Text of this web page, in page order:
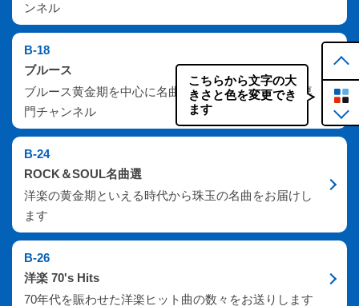
ンネル
B-18
ブルース
ブルース黄金期を中心に名曲・名演をセレクトした専
門チャンネル
B-24
ROCK＆SOUL名曲選
洋楽の黄金期といえる時代から珠玉の名曲をお届けし
ます
B-26
洋楽 70's Hits
70年代を賑わせた洋楽ヒット曲の数々をお送りします
こちらから文字の大
きさと色を変更でき
ます